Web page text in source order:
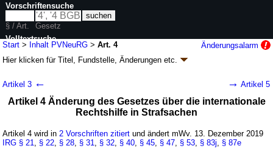
Start > Inhalt PVNeuRG >Art. 4
Änderungsalarm
Hier klicken fürTitel, Fundstelle, Änderungen etc.
der notwendigen Verteidigung
(PVNeuRGk.a.Abk. )
8 Änderungen | Drucksachen / Entwurf / Begründung
|
wird in 8 Vorschriften zitiert
Artikel 3 ← → Artikel 5
Artikel 4 Änderung des Gesetzes über die internationale
Rechtshilfe in Strafsachen
Artikel 4 wird in 2 Vorschriften zitiert und ändert mWv. 13. Dezember 2019
IRG § 21 § 22 § 28 § 31 § 32 § 40 § 45 § 47 § 53 § 83j § 87e
Vorschriftensuche
§ / Art.
Gesetz
Volltextsuche
nur in PVNeuRG